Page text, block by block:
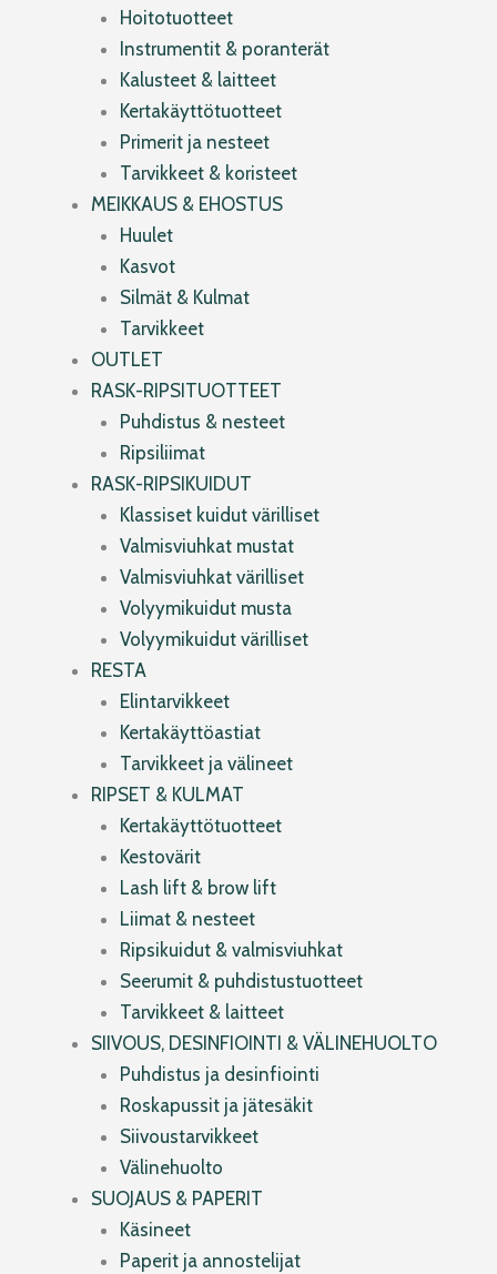
Hoitotuotteet
Instrumentit & poranterät
Kalusteet & laitteet
Kertakäyttötuotteet
Primerit ja nesteet
Tarvikkeet & koristeet
MEIKKAUS & EHOSTUS
Huulet
Kasvot
Silmät & Kulmat
Tarvikkeet
OUTLET
RASK-RIPSITUOTTEET
Puhdistus & nesteet
Ripsiliimat
RASK-RIPSIKUIDUT
Klassiset kuidut värilliset
Valmisviuhkat mustat
Valmisviuhkat värilliset
Volyymikuidut musta
Volyymikuidut värilliset
RESTA
Elintarvikkeet
Kertakäyttöastiat
Tarvikkeet ja välineet
RIPSET & KULMAT
Kertakäyttötuotteet
Kestovärit
Lash lift & brow lift
Liimat & nesteet
Ripsikuidut & valmisviuhkat
Seerumit & puhdistustuotteet
Tarvikkeet & laitteet
SIIVOUS, DESINFIOINTI & VÄLINEHUOLTO
Puhdistus ja desinfiointi
Roskapussit ja jätesäkit
Siivoustarvikkeet
Välinehuolto
SUOJAUS & PAPERIT
Käsineet
Paperit ja annostelijat